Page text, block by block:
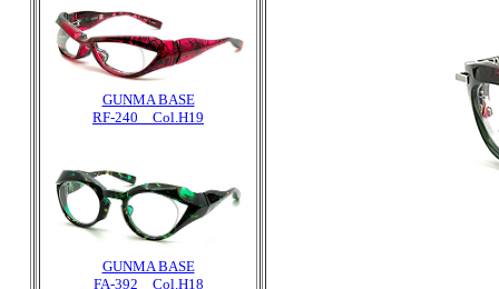
GUNMA BASE
RF-240 Col.H19
GUNMA BASE
FA-392 Col.H18